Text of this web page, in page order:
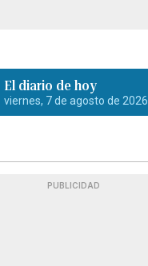
El diario de hoy
viernes, 7 de agosto de 2026
PUBLICIDAD